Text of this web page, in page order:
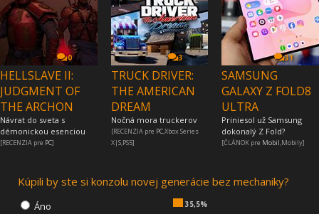
0
HELLSLAVE II:
JUDGMENT OF
THE ARCHON
Návrat do sveta s
démonickou esenciou
[RECENZIA pre PC]
3
TRUCK DRIVER:
THE AMERICAN
DREAM
Nočná mora truckerov
[RECENZIA pre PC,Xbox Series
X|S,PS5]
31
SAMSUNG
GALAXY Z FOLD8
ULTRA
Priniesol už Samsung
dokonalý Z Fold?
[ČLÁNOK pre Mobil,Mobily]
Kúpili by ste si konzolu novej generácie bez mechaniky?
Áno 35,5%